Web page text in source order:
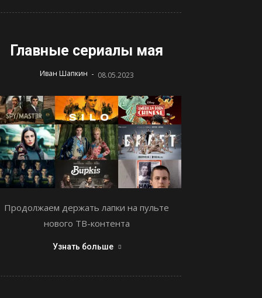
Главные сериалы мая
Иван Шапкин - 08.05.2023
Продолжаем держать лапки на пульте
нового ТВ-контента
Узнать больше